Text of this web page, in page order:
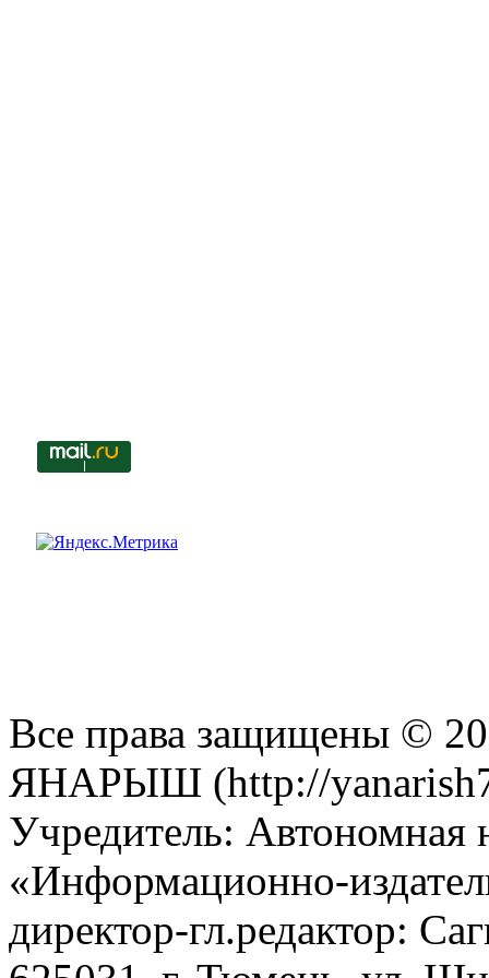
Все права защищены ©
ЯНАРЫШ (http://
Учредитель: Автономная
«Информационно-
директор-гл.редактор: